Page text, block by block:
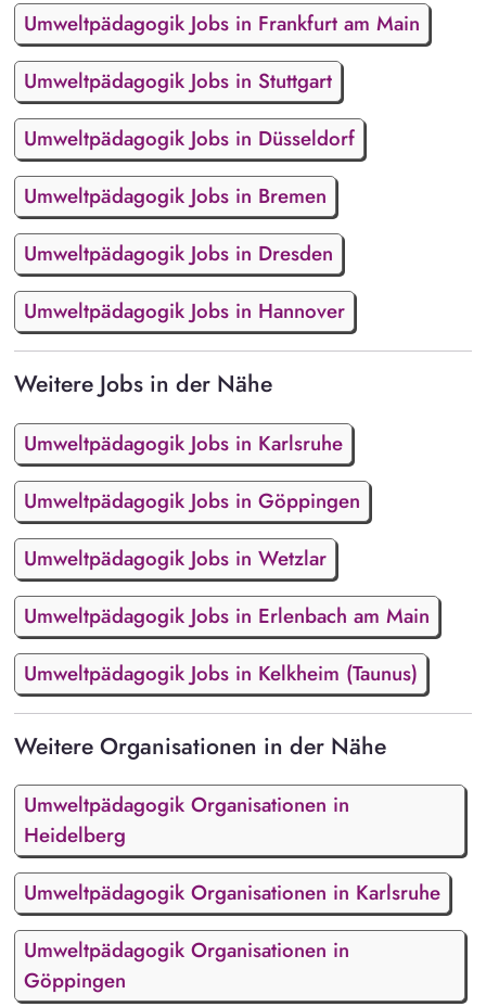
Umweltpädagogik Jobs in Frankfurt am Main
Umweltpädagogik Jobs in Stuttgart
Umweltpädagogik Jobs in Düsseldorf
Umweltpädagogik Jobs in Bremen
Umweltpädagogik Jobs in Dresden
Umweltpädagogik Jobs in Hannover
Weitere Jobs in der Nähe
Umweltpädagogik Jobs in Karlsruhe
Umweltpädagogik Jobs in Göppingen
Umweltpädagogik Jobs in Wetzlar
Umweltpädagogik Jobs in Erlenbach am Main
Umweltpädagogik Jobs in Kelkheim (Taunus)
Weitere Organisationen in der Nähe
Umweltpädagogik Organisationen in
Heidelberg
Umweltpädagogik Organisationen in Karlsruhe
Umweltpädagogik Organisationen in
Göppingen